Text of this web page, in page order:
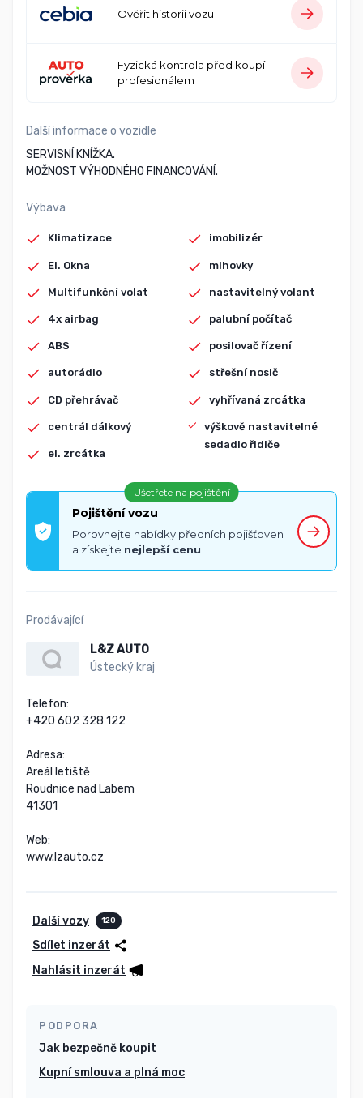
Ověřit historii vozu
Fyzická kontrola před koupí
profesionálem
Další informace o vozidle
SERVISNÍ KNÍŽKA.
MOŽNOST VÝHODNÉHO FINANCOVÁNÍ.
Výbava
Klimatizace
El. Okna
Multifunkční volat
4x airbag
ABS
autorádio
CD přehrávač
centrál dálkový
el. zrcátka
imobilizér
mlhovky
nastavitelný volant
palubní počítač
posilovač řízení
střešní nosič
vyhřívaná zrcátka
výškově nastavitelné
sedadlo řidiče
Ušetřete na pojištění
Pojištění vozu
Porovnejte nabídky předních pojišťoven
a získejte nejlepší cenu
Prodávající
L&Z AUTO
Ústecký kraj
Telefon:
+420 602 328 122
Adresa:
Areál letiště
Roudnice nad Labem
41301
Web:
www.lzauto.cz
Další vozy 120
Sdílet inzerát
Nahlásit inzerát
PODPORA
Jak bezpečně koupit
Kupní smlouva a plná moc